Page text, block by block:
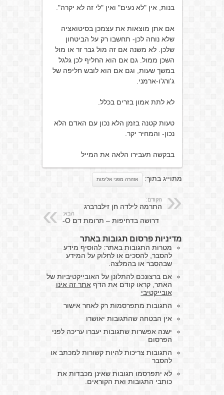
בנות, אין "לא נעים" ואין "לי זה לא יקרה".
אם אתן מוצאות את עצמכן בסיטואציה
שלא נוחה לכן- תחשבו רק על הביטחון
שלכן. לא משנה אם זה מול גבר זר או מול
השכן ממול. גם אם הוא החליף לכן גלגל
במשך שעות, וגם אם הוא לובש חליפה של
ג'ורג'ו-ארמני.
לא לתת אמון בזרים בכלל.
טעות קטנה בזמן הלא נכון עם האדם הלא
נכון- והמחיר יקר.
בבקשה תעבירו הלאה את המייל
מתוייג בתוך: אזהרה מפני אלימות
הקודם:
התרמה לילדה חן זילברברג
הבא:
דרושה בדחיפות – תרומת דם O-
מדיניות פרסום תגובות באתר
מטרות התגובות באתר: להוסיף מידע
להסבר, להסכים או לחלוק על המידע
שבהסבר או בהמלצה.
אם ברצונכם להתלונן על האובייקטיביות של
האתר, קראו קודם את הדף אתר זה אינו
אובייקטיבי
התגובות מתפרסמות רק לאחר אישור
אין הבטחה שהתגובות יאושרו
ישנה אפשרות שתגובות יעברו עריכה לפני
הפרסום
התגובות צריכות להיות קשורות למכתב או
להסבר
לא יתפרסמו תגובות שאינן מכבדות את
כותבי התגובות ואת הקוראים.